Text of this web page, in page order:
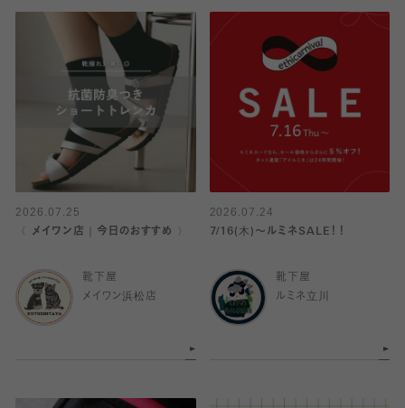
2026.07.25
〈 メイワン店｜今日のおすすめ 〉
靴下屋
メイワン浜松店
2026.07.24
7/16(木)〜ルミネSALE！！
靴下屋
ルミネ立川